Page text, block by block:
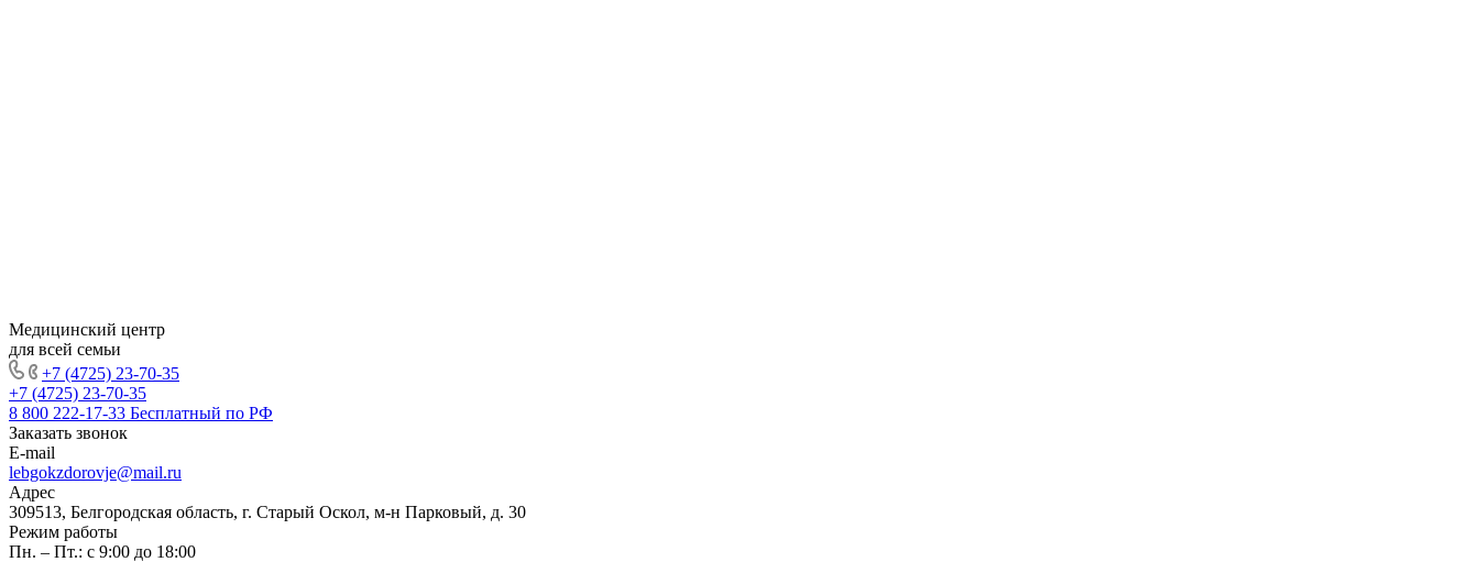
Медицинский центр
для всей семьи
+7 (4725) 23-70-35
+7 (4725) 23-70-35
8 800 222-17-33 Бесплатный по РФ
Заказать звонок
E-mail
lebgokzdorovje@mail.ru
Адрес
309513, Белгородская область, г. Старый Оскол, м-н Парковый, д. 30
Режим работы
Пн. – Пт.: с 9:00 до 18:00